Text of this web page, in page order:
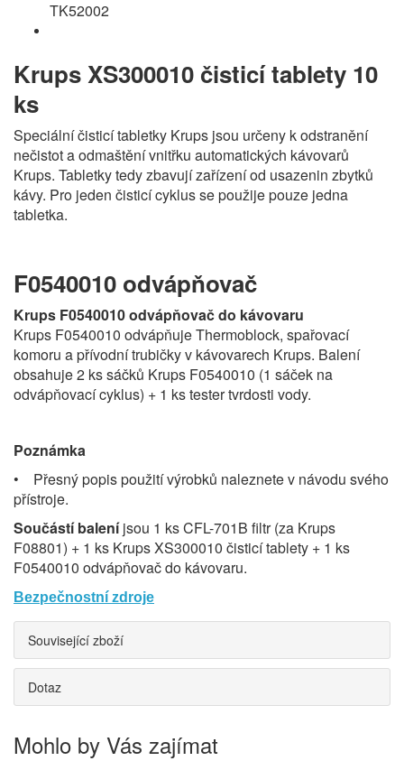
TK52002
Krups XS300010 čisticí tablety 10
ks
Speciální čisticí tabletky Krups jsou určeny k odstranění
nečistot a odmaštění vnitřku automatických kávovarů
Krups. Tabletky tedy zbavují zařízení od usazenin zbytků
kávy. Pro jeden čisticí cyklus se použije pouze jedna
tabletka.
F0540010 odvápňovač
Krups F0540010 odvápňovač do kávovaru
Krups F0540010 odvápňuje Thermoblock, spařovací
komoru a přívodní trubičky v kávovarech Krups. Balení
obsahuje 2 ks sáčků Krups F0540010 (1 sáček na
odvápňovací cyklus) + 1 ks tester tvrdosti vody.
Poznámka
• Přesný popis použití výrobků naleznete v návodu svého
přístroje.
Součástí baleníjsou 1 ks CFL-701B filtr (za Krups
F08801) + 1 ks Krups XS300010 čisticí tablety + 1 ks
F0540010 odvápňovač do kávovaru.
Bezpečnostní zdroje
Související zboží
Dotaz
Mohlo by Vás zajímat